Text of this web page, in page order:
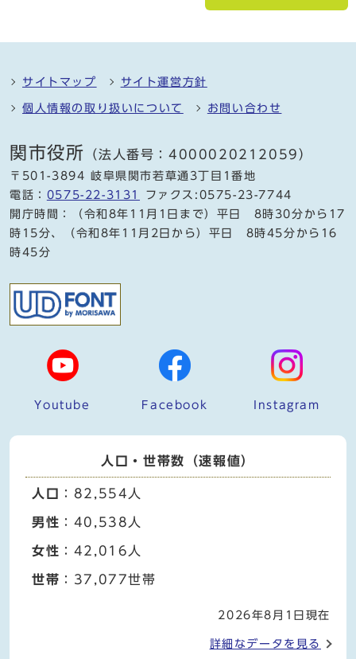
サイトマップ サイト運営方針
個人情報の取り扱いについて お問い合わせ
関市役所 （法人番号：4000020212059）
〒501-3894 岐阜県関市若草通3丁目1番地
電話： 0575-22-3131
ファクス:0575-23-7744
開庁時間：（令和8年11月1日まで）平日 8時30分から17
時15分、（令和8年11月2日から）平日 8時45分から16
時45分
Youtube Facebook Instagram
人口・世帯数（速報値）
人口 ：82,554人
男性 ：40,538人
女性 ：42,016人
世帯 ：37,077世帯
2026年8月1日現在
詳細なデータを見る